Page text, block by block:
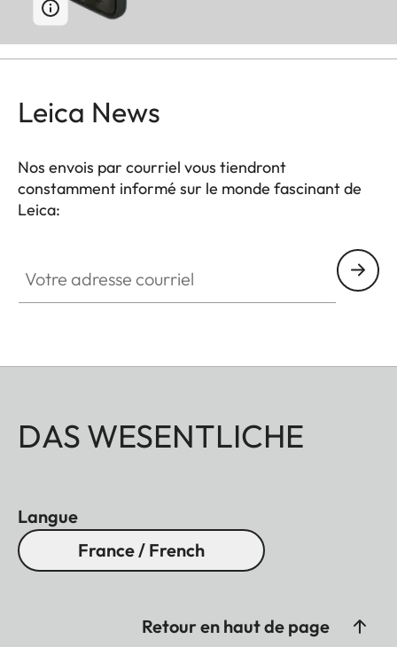
Leica News
Nos envois par courriel vous tiendront
constamment informé sur le monde fascinant de
Leica:
DAS WESENTLICHE
Langue
France / French
Retour en haut de page